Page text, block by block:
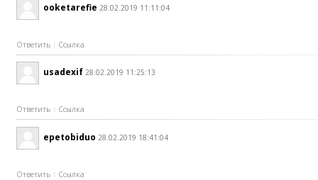
ooketarefie 28.02.2019 11:11:04
Ответить Ссылка
usadexif 28.02.2019 11:25:13
Ответить Ссылка
epetobiduo 28.02.2019 18:41:04
Ответить Ссылка